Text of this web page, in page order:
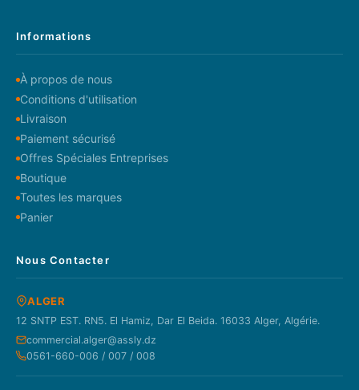
Informations
À propos de nous
Conditions d'utilisation
Livraison
Paiement sécurisé
Offres Spéciales Entreprises
Boutique
Toutes les marques
Panier
Nous Contacter
ALGER
12 SNTP EST. RN5. El Hamiz, Dar El Beida. 16033 Alger, Algérie.
commercial.alger@assly.dz
0561-660-006 / 007 / 008